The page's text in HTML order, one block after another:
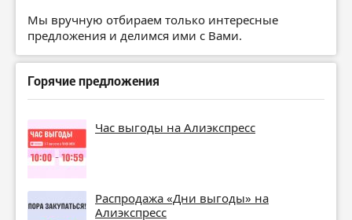
Мы вручную отбираем только интересные
предложения и делимся ими с Вами.
Горячие предложения
Час выгоды на Алиэкспресс
Распродажа «Дни выгоды» на
Алиэкспресс